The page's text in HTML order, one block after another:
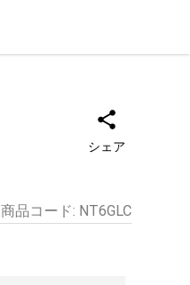
シェア
商品コード: NT6GLC